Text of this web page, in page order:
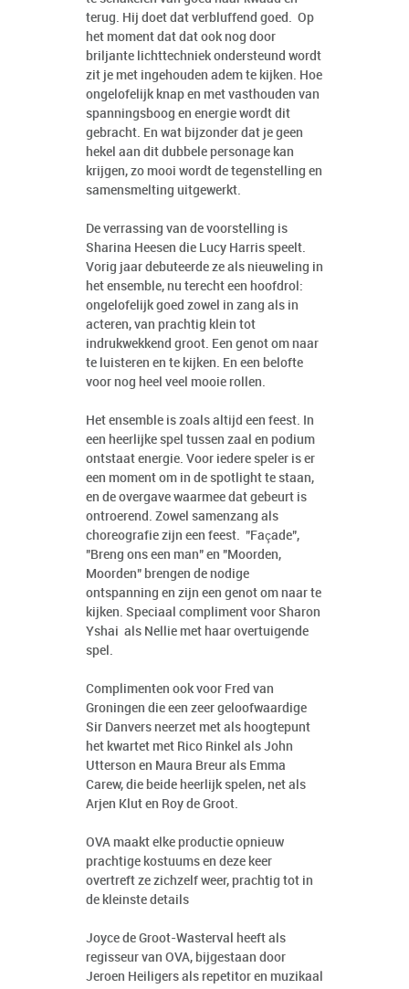
terug. Hij doet dat verbluffend goed. Op
het moment dat dat ook nog door
briljante lichttechniek ondersteund wordt
zit je met ingehouden adem te kijken. Hoe
ongelofelijk knap en met vasthouden van
spanningsboog en energie wordt dit
gebracht. En wat bijzonder dat je geen
hekel aan dit dubbele personage kan
krijgen, zo mooi wordt de tegenstelling en
samensmelting uitgewerkt.
De verrassing van de voorstelling is
Sharina Heesen die Lucy Harris speelt.
Vorig jaar debuteerde ze als nieuweling in
het ensemble, nu terecht een hoofdrol:
ongelofelijk goed zowel in zang als in
acteren, van prachtig klein tot
indrukwekkend groot. Een genot om naar
te luisteren en te kijken. En een belofte
voor nog heel veel mooie rollen.
Het ensemble is zoals altijd een feest. In
een heerlijke spel tussen zaal en podium
ontstaat energie. Voor iedere speler is er
een moment om in de spotlight te staan,
en de overgave waarmee dat gebeurt is
ontroerend. Zowel samenzang als
choreografie zijn een feest. "Façade",
"Breng ons een man" en "Moorden,
Moorden" brengen de nodige
ontspanning en zijn een genot om naar te
kijken. Speciaal compliment voor Sharon
Yshai als Nellie met haar overtuigende
spel.
Complimenten ook voor Fred van
Groningen die een zeer geloofwaardige
Sir Danvers neerzet met als hoogtepunt
het kwartet met Rico Rinkel als John
Utterson en Maura Breur als Emma
Carew, die beide heerlijk spelen, net als
Arjen Klut en Roy de Groot.
OVA maakt elke productie opnieuw
prachtige kostuums en deze keer
overtreft ze zichzelf weer, prachtig tot in
de kleinste details
Joyce de Groot-Wasterval heeft als
regisseur van OVA, bijgestaan door
Jeroen Heiligers als repetitor en muzikaal